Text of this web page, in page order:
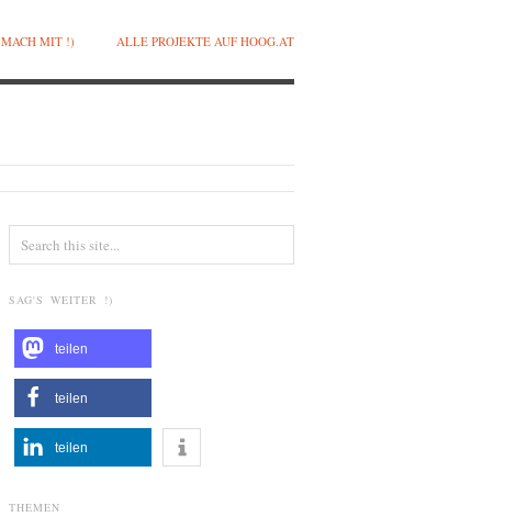
MACH MIT !) ALLE PROJEKTE AUF HOOG.AT
SAG'S WEITER !)
teilen
teilen
teilen
THEMEN